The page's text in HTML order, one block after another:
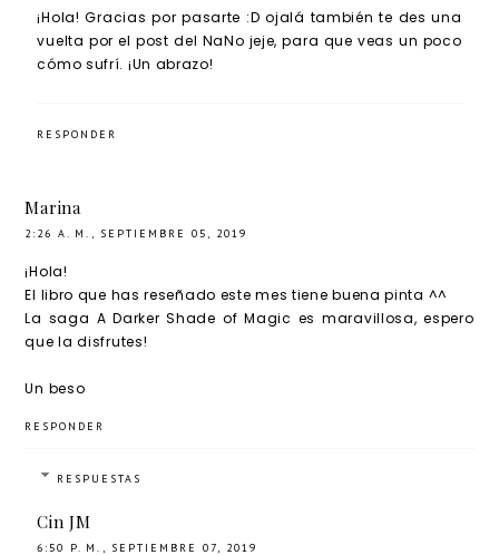
¡Hola! Gracias por pasarte :D ojalá también te des una
vuelta por el post del NaNo jeje, para que veas un poco
cómo sufrí. ¡Un abrazo!
RESPONDER
Marina
2:26 A. M., SEPTIEMBRE 05, 2019
¡Hola!
El libro que has reseñado este mes tiene buena pinta ^^
La saga A Darker Shade of Magic es maravillosa, espero
que la disfrutes!
Un beso
RESPONDER
RESPUESTAS
Cin JM
6:50 P. M., SEPTIEMBRE 07, 2019